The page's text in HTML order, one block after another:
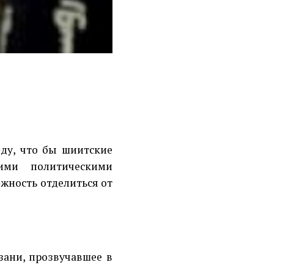
что бы шиитские
политическими
отделиться от
прозвучавшее в